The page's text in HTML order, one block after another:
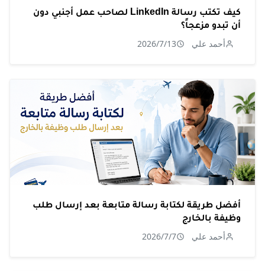
كيف تكتب رسالة LinkedIn لصاحب عمل أجنبي دون
أن تبدو مزعجاً؟
أحمد علي 2026/7/13
أفضل طريقة لكتابة رسالة متابعة بعد إرسال طلب
وظيفة بالخارج
أحمد علي 2026/7/7